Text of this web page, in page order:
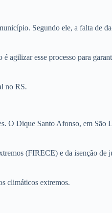
Segundo ele, a falta de
esse processo para
no RS.
O Dique Santo Afonso, em São
(FIRECE) e da isenção
climáticos extremos.